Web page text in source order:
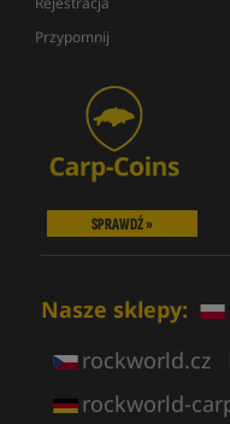
Przypomnij
SPRAWDŹ »
Nasze sklepy:
rockworld.cz
rockworld-